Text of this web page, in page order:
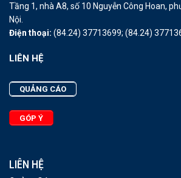
Tầng 1, nhà A8, số 10 Nguyễn Công Hoan,
Nội.
Điện thoại: (84.24) 37713699; (84.24)
LIÊN HỆ
QUẢNG CÁO
GÓP Ý
LIÊN HỆ